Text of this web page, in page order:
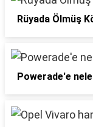
Rüyada Ölmüş
Powerade'e